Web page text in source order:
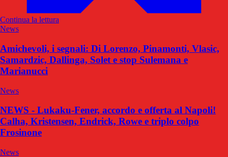
Continua la lettura
News
Amichevoli, i segnali: Di Lorenzo, Pinamonti, Vlasic,
Samardzic, Dallinga, Solet e stop Sulemana e
Marianucci
News
NEWS - Lukaku-Fener, accordo e offerta al Napoli!
Calha, Kristensen, Endrick, Rowe e triplo colpo
Frosinone
News